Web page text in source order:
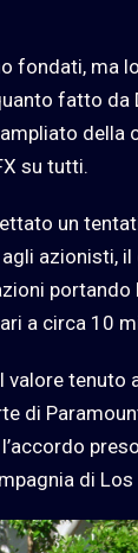
fondati, ma
fatto da
della
su tutti.
un
azionisti,
a circa 10
tenuto
di
di Los